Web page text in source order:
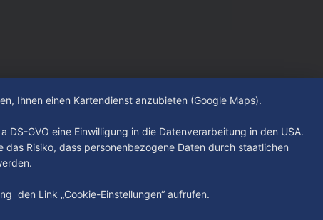
Ihnen einen Kartendienst anzubieten (Google Maps).
GVO eine Einwilligung in die Datenverarbeitung in den USA.
Risiko, dass personenbezogene Daten durch staatlichen
den Link „Cookie-Einstellungen“ aufrufen.